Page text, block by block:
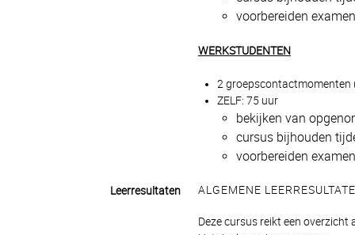
voorbereiden
WERKSTUDENTEN
2 groepscontactmomenten
ZELF: 75 uur
bekijken van
cursus bijhouden
voorbereiden
Leerresultaten ALGEMENE
Deze cursus reikt een